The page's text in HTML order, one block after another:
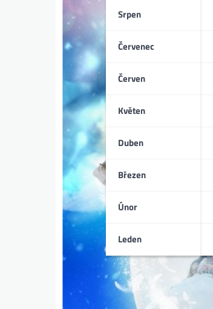
Srpen
Červenec
Červen
Květen
Duben
Březen
Únor
Leden